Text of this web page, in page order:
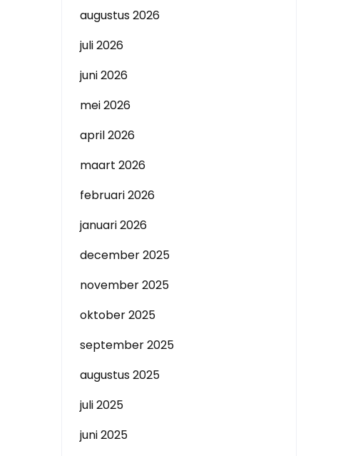
augustus 2026
juli 2026
juni 2026
mei 2026
april 2026
maart 2026
februari 2026
januari 2026
december 2025
november 2025
oktober 2025
september 2025
augustus 2025
juli 2025
juni 2025